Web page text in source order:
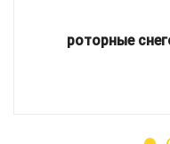
роторные